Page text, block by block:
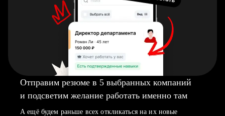
Отправим резюме в 5 выбранных компаний
и подсветим желание работать именно там
А ещё будем раньше всех откликаться на их новые